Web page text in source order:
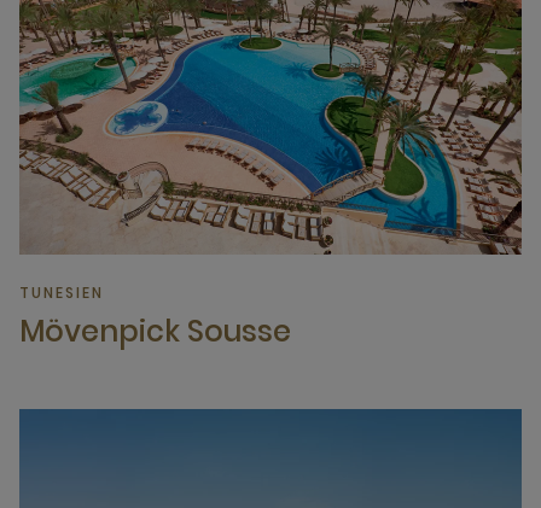
TUNESIEN
Mövenpick Sousse